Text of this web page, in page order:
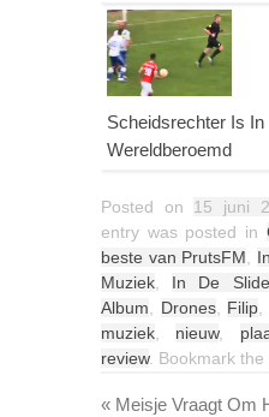
Scheidsrechter Is In
Wereldberoemd
Posted on 15 juni
entry was posted in
beste van PrutsFM,
Muziek, In De
Album, Drones, Filip,
muziek, nieuw,
review. Bookmark the
« Meisje Vraagt Om